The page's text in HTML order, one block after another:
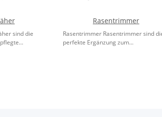
sind die
Rasentrimmer
Rasentrimmer Rasentrimmer sind
perfekte Ergänzung zum...